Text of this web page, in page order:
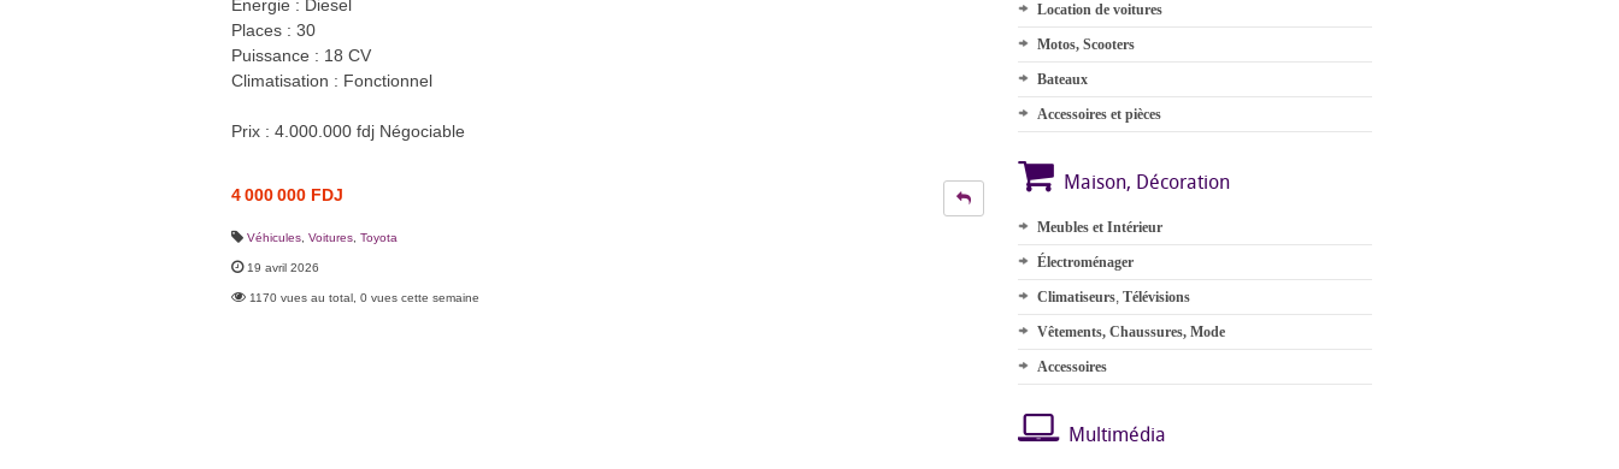
Énergie : Diesel
Places : 30
Puissance : 18 CV
Climatisation : Fonctionnel
Prix : 4.000.000 fdj Négociable
4 000 000 FDJ
Véhicules Voitures Toyota
19 avril 2026
1170 vues au total, 0 vues cette semaine
Location de voitures
Motos, Scooters
Bateaux
Accessoires et pièces
Maison, Décoration
Meubles et Intérieur
Électroménager
Climatiseurs, Télévisions
Vêtements, Chaussures, Mode
Accessoires
Multimédia